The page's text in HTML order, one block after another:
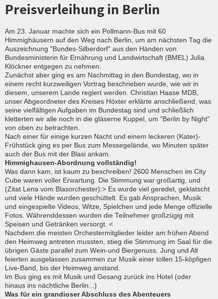
Preisverleihung in Berlin
Am 23. Januar machte sich ein Pollmann-Bus mit 60
Himmighäusern auf den Weg nach Berlin, um am nächsten Tag die
Auszeichnung "Bundes-Silberdorf" aus den Händen von
Bundesministerin für Ernährung und Landwirtschaft (BMEL) Julia
Klöckner entgegen zu nehmen.
Zunächst aber ging es am Nachmittag in den Bundestag, wo in
einem recht kurzweiligen Vortrag beschrieben wurde, wie wir in
diesem, unserem Lande regiert werden. Christian Haase MDB,
unser Abgeordneter des Kreises Höxter erklärte anschließend, was
seine vielfältigen Aufgaben im Bundestag sind und schließlich
kletterten wir alle noch in die gläserne Kuppel, um "Berlin by Night"
von oben zu betrachten.
Nach einer für einige kurzen Nacht und einem leckeren (Kater)-
Frühstück ging es per Bus zum Messegelände, wo Minuten später
auch der Bus mit der Blasi ankam.
Himmighausen-Abordnung vollständig!
Was dann kam, ist kaum zu beschreiben! 2600 Menschen im City
Cube waren voller Erwartung. Die Stimmung war großartig, und
(Zitat Lena vom Blasorchester):> Es wurde viel geredet, geklatscht
und viele Hände wurden geschüttelt. Es gab Ansprachen, Musik
und eingespielte Videos, Witze, Spielchen und jede Menge offizielle
Fotos. Währenddessen wurden die Teilnehmer großzügig mit
Speisen und Getränken versorgt. <
Nachdem die meisten Orchestermitglieder leider am frühen Abend
den Heimweg antreten mussten, stieg die Stimmung im Saal für die
übrigen Gäste parallel zum Wein-und Biergenuss. Jung und Alt
feierten ausgelassen zusammen zur Musik einer tollen 15-köpfigen
Live-Band, bis der Heimweg anstand.
Im Bus ging es mit Musik und Gesang zurück ins Hotel (oder
hinaus ins nächtliche Berlin...)
Was für ein grandioser Abschluss des Abenteuers